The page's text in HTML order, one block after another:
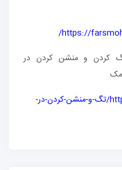
https://
کردن و منشن کردن در
https://mobilekomak.com/howto/تگ-و-منشن-کردن-در-